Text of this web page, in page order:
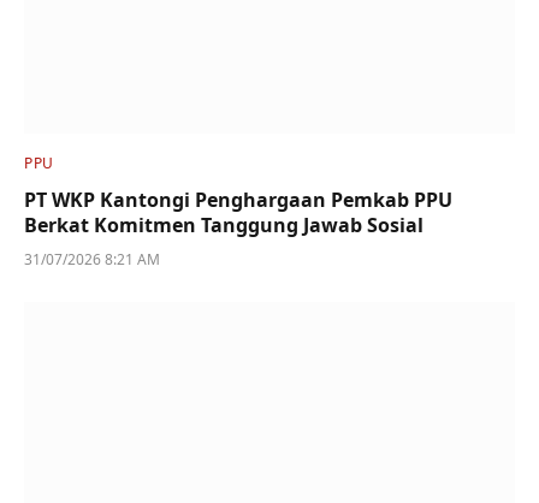
PPU
PT WKP Kantongi Penghargaan Pemkab PPU
Berkat Komitmen Tanggung Jawab Sosial
31/07/2026 8:21 AM